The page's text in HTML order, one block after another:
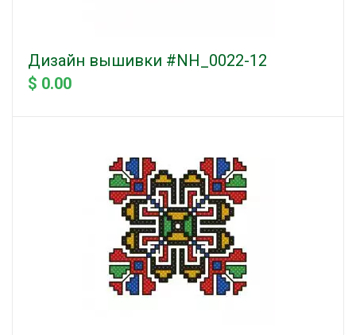
Дизайн вышивки #NH_0022-12
$ 0.00